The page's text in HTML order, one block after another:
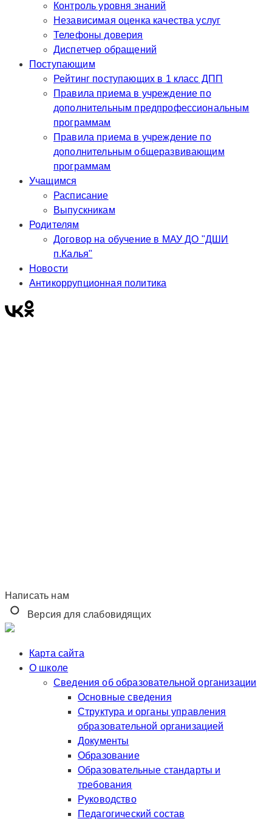
Контроль уровня знаний
Независимая оценка качества услуг
Телефоны доверия
Диспетчер обращений
Поступающим
Рейтинг поступающих в 1 класс ДПП
Правила приема в учреждение по
дополнительным предпрофессиональным
программам
Правила приема в учреждение по
дополнительным общеразвивающим
программам
Учащимся
Расписание
Выпускникам
Родителям
Договор на обучение в МАУ ДО "ДШИ
п.Калья"
Новости
Антикоррупционная политика
Написать нам
Версия для слабовидящих
Карта сайта
О школе
Сведения об образовательной организации
Основные сведения
Структура и органы управления
образовательной организацией
Документы
Образование
Образовательные стандарты и
требования
Руководство
Педагогический состав